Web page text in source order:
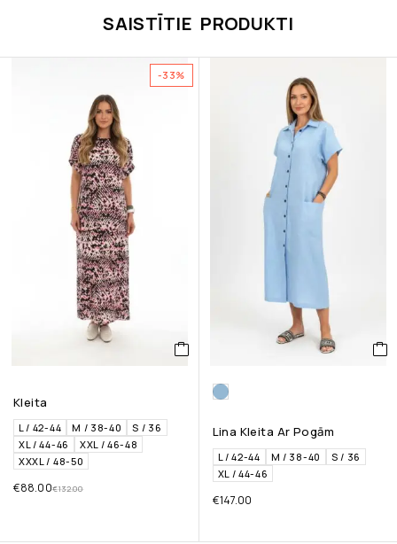
SAISTĪTIE PRODUKTI
-33%
Kleita
L / 42-44 M / 38-40
S / 36
XL / 44-46
XXL / 46-48
XXXL / 48-50
€132.00
€88.00
Lina Kleita Ar Pogām
L / 42-44 M / 38-40
S / 36
XL / 44-46
€147.00